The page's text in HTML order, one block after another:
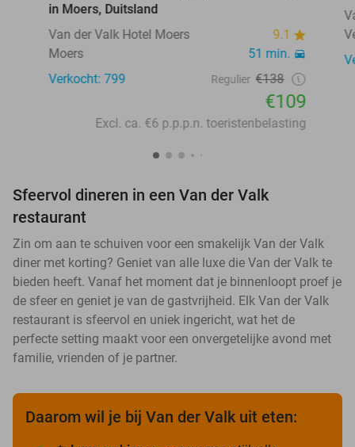
in Moers, Duitsland
Van der Valk Hotel Moers
9.1
Moers
51 min.
Verkocht: 799
Regulier €138
€109
Excl. ca. €6 p.p.p.n. toeristenbelasting
Sfeervol dineren in een Van der Valk
restaurant
Zin om aan te schuiven voor een smakelijk Van der Valk
diner met korting? Geniet van alle luxe die Van der Valk te
bieden heeft. Vanaf het moment dat je binnenloopt proef je
de sfeer en geniet je van de gastvrijheid. Elk Van der Valk
restaurant is sfeervol en uniek ingericht, wat het de
perfecte setting maakt voor een onvergetelijke avond met
familie, vrienden of je partner.
Daarom wil je bij Van der Valk uit eten: